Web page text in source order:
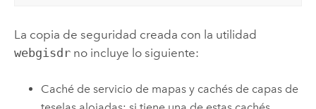
La copia de seguridad creada con la utilidad
webgisdrno incluye lo siguiente:
Caché de servicio de mapas y cachés de capas de